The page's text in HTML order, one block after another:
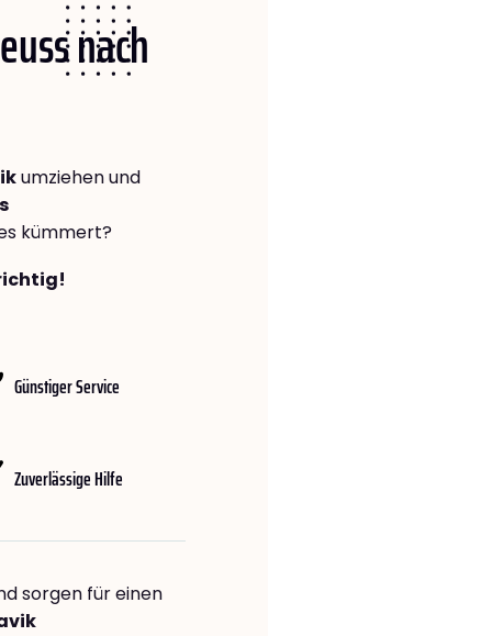
nach
umziehen und
kümmert?
Günstiger Service
Zuverlässige Hilfe
sorgen für einen